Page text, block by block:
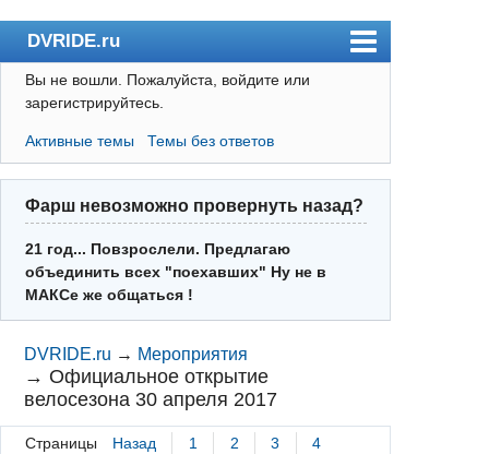
DVRIDE.ru
Форум
Пользователи
Правила
Поиск
Регистрация
Вход
Вы не вошли. Пожалуйста, войдите или
зарегистрируйтесь.
Активные темы Темы без ответов
Фарш невозможно провернуть назад?
21 год... Повзрослели. Предлагаю
объединить всех "поехавших" Ну не в
МАКСе же общаться !
DVRIDE.ru → Мероприятия
→Официальное открытие
велосезона 30 апреля 2017
Страницы Назад 1 2 3
4